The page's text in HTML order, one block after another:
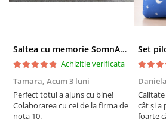
Saltea cu memorie SomnART XXL Memory Plus 160x190, înălțime 25cm, pentru persoane supraponderale, husă Aloe Vera detașabilă, rulată, fermitate mare
Achizitie verificata
Tamara, Acum 3 luni
Perfect totul a ajuns cu bine!
Colaborarea cu cei de la firma de
nota 10.
cât și a
foarte